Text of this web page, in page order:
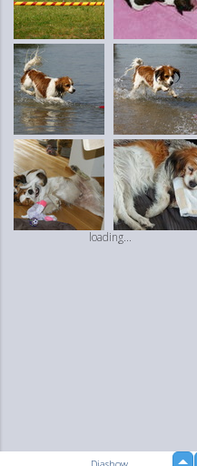
loading...